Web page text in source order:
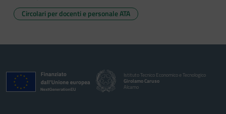
Circolari per docenti e personale ATA
Istituto Tecnico Economico e Tecnologico
Girolamo Caruso
Alcamo